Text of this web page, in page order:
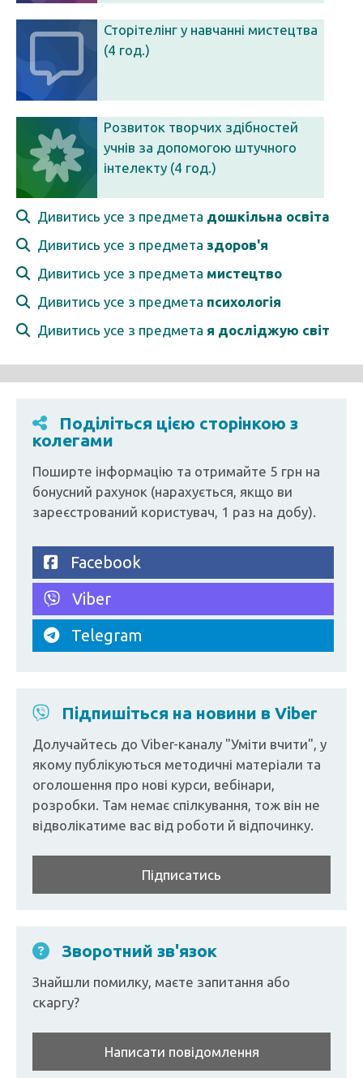
Сторітелінг у навчанні мистецтва
(4 год.)
Розвиток творчих здібностей
учнів за допомогою штучного
інтелекту (4 год.)
Дивитись усе з предмета дошкільна освіта
Дивитись усе з предмета здоров'я
Дивитись усе з предмета мистецтво
Дивитись усе з предмета психологія
Дивитись усе з предмета я досліджую світ
Поділіться цією сторінкою з
колегами
Поширте інформацію та отримайте 5 грн на
бонусний рахунок (нарахується, якщо ви
зареєстрований користувач, 1 раз на добу).
Facebook
Viber
Telegram
Підпишіться на новини в Viber
Долучайтесь до Viber-каналу "Уміти вчити", у
якому публікуються методичні матеріали та
оголошення про нові курси, вебінари,
розробки. Там немає спілкування, тож він не
відволікатиме вас від роботи й відпочинку.
Підписатись
Зворотний зв'язок
Знайшли помилку, маєте запитання або
скаргу?
Написати повідомлення